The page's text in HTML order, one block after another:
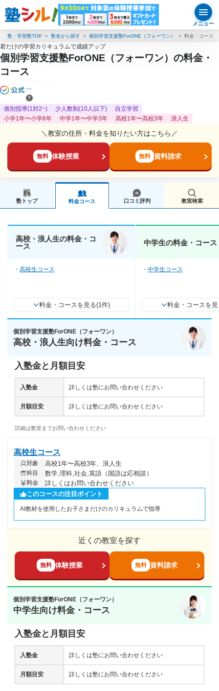
メニュー
塾・学習塾TOP 塾名から探す 個別学習支援塾ForONE（フォーワン） 料金・コース
君だけの学習カリキュラムで成績アップ
個別学習支援塾ForONE（フォーワン）の料金・
コース
---
個別指導(1対2~) 少人数制(10人以下)
自立学習
小学1年〜小学6年
中学1年〜中学3年 高校1年〜高校3年 浪人生
＼教室の住所・料金を知りたい方はこちら／
無料 体験授業 無料 資料請求
塾トップ 料金コース 口コミ評判 教室検索
高校・浪人生の料金・コ
ース
高校生コース
料金・コースを見る(1件)
中学生の料金・コース
中学生コース
料金・コースを
個別学習支援塾ForONE（フォーワン）
高校・浪人生向け料金・コース
入塾金と月額目安
入塾金 詳しくは塾にお問い合わせください
月額目安 詳しくは塾にお問い合わせください
詳細は教室までお問い合わせください
高校生コース
対象 高校1年〜高校3年、浪人生
科目 数学,理科,社会,英語（国語は応相談）
料金
詳しくはお問い合わせください
このコースの注目ポイント
AI教材を使用したお子さまだけのカリキュラムで指導
近くの教室を探す
無料 体験授業 無料 資料請求
個別学習支援塾ForONE（フォーワン）
中学生向け料金・コース
入塾金と月額目安
入塾金 詳しくは塾にお問い合わせください
月額目安 詳しくは塾にお問い合わせください